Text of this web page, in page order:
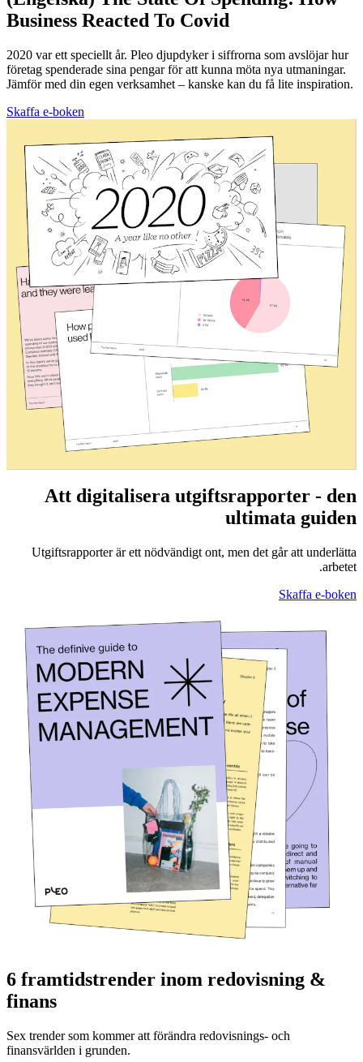
Business Reacted To Covid
2020 var ett speciellt år. Pleo djupdyker i siffrorna som avslöjar hur
företag spenderade sina pengar för att kunna möta nya utmaningar.
Jämför med din egen verksamhet – kanske kan du få lite inspiration.
Skaffa e-boken
Att digitalisera utgiftsrapporter - den
ultimata guiden
Utgiftsrapporter är ett nödvändigt ont, men det går att underlätta
arbetet.
Skaffa e-boken
6 framtidstrender inom redovisning &
finans
Sex trender som kommer att förändra redovisnings- och
finansvärlden i grunden.